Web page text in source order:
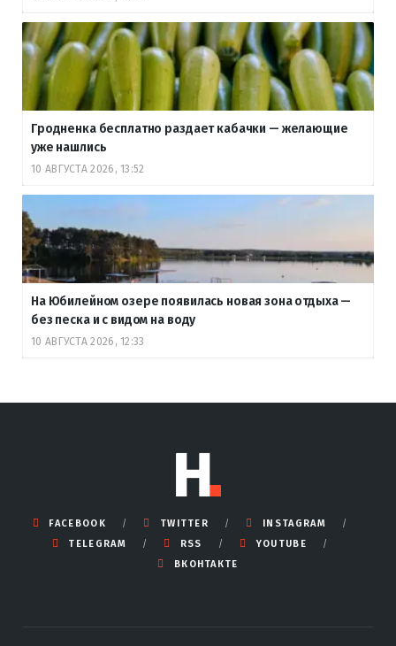
Гродненка бесплатно раздает кабачки — желающие
уже нашлись
10 АВГУСТА 2026, 13:52
На Юбилейном озере появилась новая зона отдыха —
без песка и с видом на воду
10 АВГУСТА 2026, 12:33
FACEBOOK TWITTER
INSTAGRAM
TELEGRAM
RSS
YOUTUBE
ВКОНТАКТЕ